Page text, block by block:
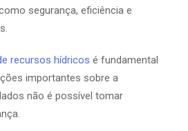
segurança, eficiência e
recursos hídricos é fundamental
importantes sobre a
não é possível tomar